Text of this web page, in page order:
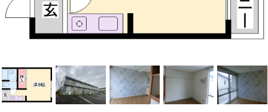
地域から探す
地図から探す
スタッフ紹介
店舗情報·アクセス